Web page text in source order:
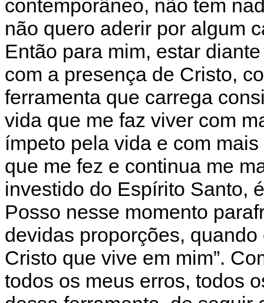
contemporâneo, não tem
não quero aderir por algum
Então para mim, estar
com a presença de Cristo,
ferramenta que carrega
vida que me faz viver com
ímpeto pela vida e com
que me fez e continua me
investido do Espírito Santo,
Posso nesse momento
devidas proporções,
Cristo que vive em mim”.
todos os meus erros, todos